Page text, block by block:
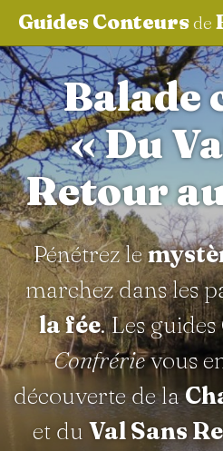
aller au contenu
Guides Conteursde
Balade
« Du
Retour
Pénétrez le
marchez dans les
la fée. Les
Confrérievous
découverte de la
et du Val Sans